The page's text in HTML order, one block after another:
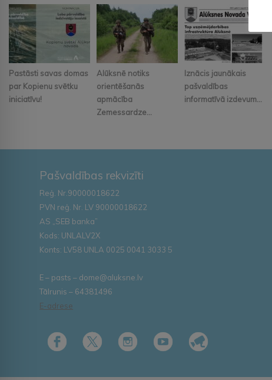
Pastāsti savas domas
par Kopienu svētku
iniciatīvu!
Alūksnē notiks
orientēšanās
apmācība
Zemessardze...
Iznācis jaunākais
pašvaldības
informatīvā izdevum...
Pašvaldības rekvizīti
Reģ. Nr.90000018622
PVN reģ. Nr. LV 90000018622
AS „SEB banka”
Kods: UNLALV2X
Konts: LV58 UNLA 0025 0041 3033 5
E – pasts – dome@aluksne.lv
Tālrunis – 64381496
E-adrese